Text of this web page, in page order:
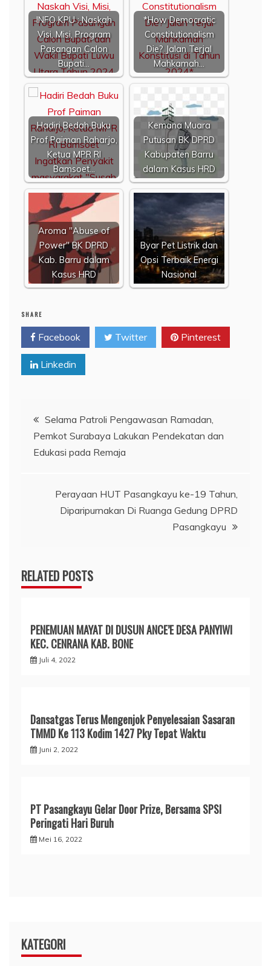
INFO KPU : Naskah
Visi, Misi, Program
Pasangan Calon
Bupati…
*How Democratic
Constitutionalism
Die? Jalan Terjal
Mahkamah…
Hadiri Bedah Buku
Prof Paiman Raharjo,
Ketua MPR RI
Bamsoet…
Kemana Muara
Putusan BK DPRD
Kabupaten Barru
dalam Kasus HRD
Aroma "Abuse of
Power" BK DPRD
Kab. Barru dalam
Kasus HRD
Byar Pet Listrik dan
Opsi Terbaik Energi
Nasional
SHARE
Facebook Twitter Pinterest
Linkedin
Navigasi
pos
Selama Patroli Pengawasan Ramadan,
Pemkot Surabaya Lakukan Pendekatan dan
Edukasi pada Remaja
Perayaan HUT Pasangkayu ke-19 Tahun,
Diparipurnakan Di Ruanga Gedung DPRD
Pasangkayu
RELATED POSTS
PENEMUAN MAYAT DI DUSUN ANCE’E DESA PANYIWI
KEC. CENRANA KAB. BONE
Juli 4, 2022
Dansatgas Terus Mengenjok Penyelesaian Sasaran
TMMD Ke 113 Kodim 1427 Pky Tepat Waktu
Juni 2, 2022
PT Pasangkayu Gelar Door Prize, Bersama SPSI
Peringati Hari Buruh
Mei 16, 2022
KATEGORI